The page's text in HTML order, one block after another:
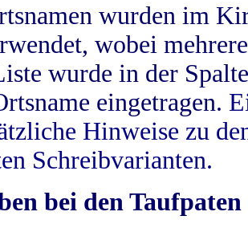
wurden im
wobei
wurde in der
eingetragen.
Hinweise zu
Schreibvarianten.
bei den Taufpaten